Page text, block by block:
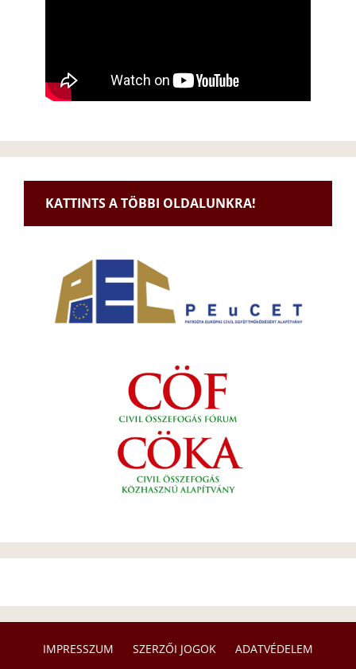
KATTINTS A TÖBBI OLDALUNKRA!
IMPRESSZUM SZERZŐI JOGOK ADATVÉDELEM